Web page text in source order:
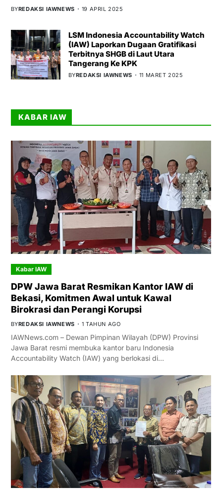
BYREDAKSI IAWNEWS 19 APRIL 2025
LSM Indonesia Accountability Watch
(IAW) Laporkan Dugaan Gratifikasi
Terbitnya SHGB di Laut Utara
Tangerang Ke KPK
BYREDAKSI IAWNEWS 11 MARET 2025
KABAR IAW
Kabar IAW
DPW Jawa Barat Resmikan Kantor IAW di
Bekasi, Komitmen Awal untuk Kawal
Birokrasi dan Perangi Korupsi
BYREDAKSI IAWNEWS 1 TAHUN AGO
IAWNews.com – Dewan Pimpinan Wilayah (DPW) Provinsi
Jawa Barat resmi membuka kantor baru Indonesia
Accountability Watch (IAW) yang berlokasi di…